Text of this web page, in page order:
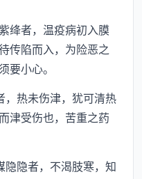
者，温疫病初入膜
传陷而入，为险恶之
要小心。
热未伤津，犹可清热
津受伤也，苦重之药
隐者，不渴肢寒，知